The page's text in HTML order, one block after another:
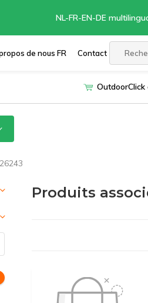
de nous FR Contact
NL-FR-EN-DE
Produits